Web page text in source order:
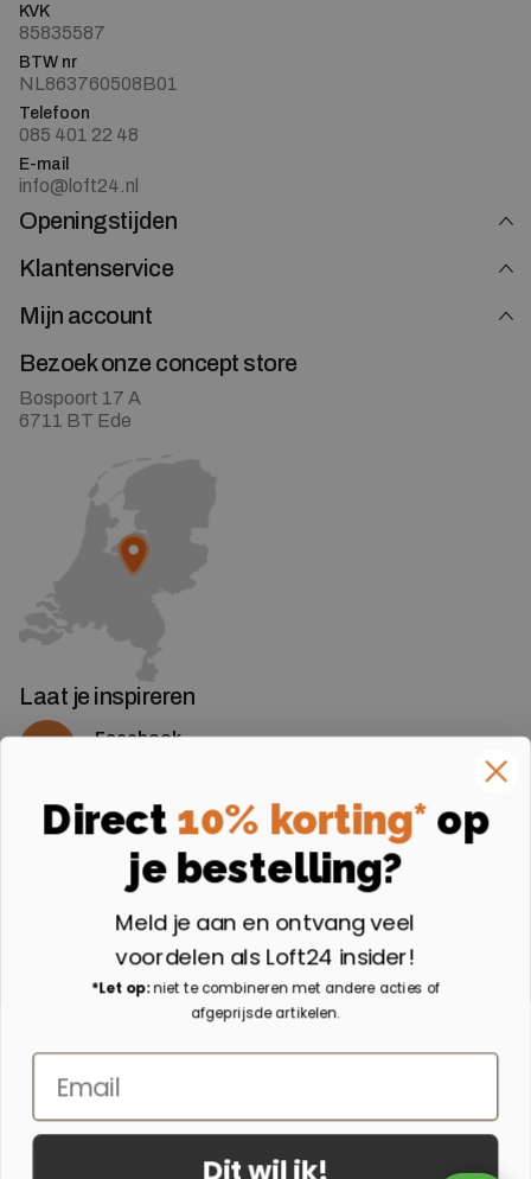
KVK
85835587
BTW nr
NL863760508B01
Telefoon
085 401 22 48
E-mail
info@loft24.nl
Openingstijden
Klantenservice
Mijn account
Bezoek onze concept store
Bospoort 17 A
6711 BT Ede
Laat je inspireren
Facebook
Instagram
Volg ons op Instagram
Aangesloten bij
Direct 10% korting* op
je bestelling?
Meld je aan en ontvang veel
voordelen als Loft24 insider!
*Let op:niet te combineren met andere acties of
afgeprijsde artikelen.
Email
Dit wil ik!